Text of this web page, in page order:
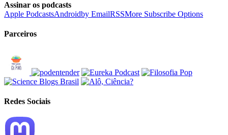
Assinar os podcasts
Apple PodcastsAndroidby EmailRSSMore Subscribe Options
Parceiros
Redes Sociais